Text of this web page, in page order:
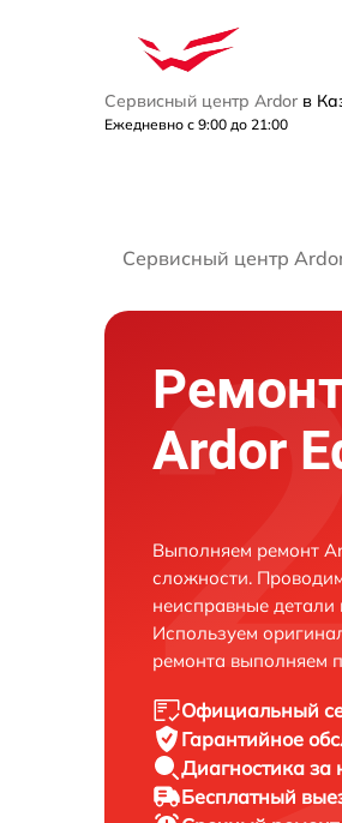
Сервисный центр Ardor в
Ежедневно с 9:00 до 21:00
Сервисный центр
Ardor
Выполняем ремонт
сложности.
неисправные детали
Используем
ремонта выполняем
Официальный
Гарантийное
Диагностика за
Бесплатный